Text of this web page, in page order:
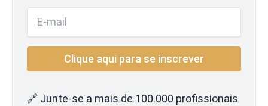
🔗 Junte-se a mais de 100.000 profissionais